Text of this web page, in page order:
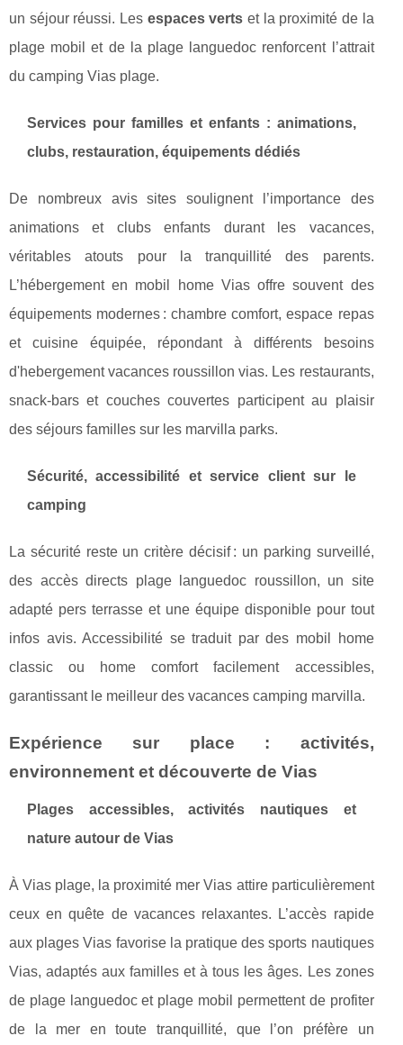
un séjour réussi. Les espaces verts et la proximité de la
plage mobil et de la plage languedoc renforcent l’attrait
du camping Vias plage.
Services pour familles et enfants : animations,
clubs, restauration, équipements dédiés
De nombreux avis sites soulignent l’importance des
animations et clubs enfants durant les vacances,
véritables atouts pour la tranquillité des parents.
L’hébergement en mobil home Vias offre souvent des
équipements modernes : chambre comfort, espace repas
et cuisine équipée, répondant à différents besoins
d'hebergement vacances roussillon vias. Les restaurants,
snack-bars et couches couvertes participent au plaisir
des séjours familles sur les marvilla parks.
Sécurité, accessibilité et service client sur le
camping
La sécurité reste un critère décisif : un parking surveillé,
des accès directs plage languedoc roussillon, un site
adapté pers terrasse et une équipe disponible pour tout
infos avis. Accessibilité se traduit par des mobil home
classic ou home comfort facilement accessibles,
garantissant le meilleur des vacances camping marvilla.
Expérience sur place : activités,
environnement et découverte de Vias
Plages accessibles, activités nautiques et
nature autour de Vias
À Vias plage, la proximité mer Vias attire particulièrement
ceux en quête de vacances relaxantes. L’accès rapide
aux plages Vias favorise la pratique des sports nautiques
Vias, adaptés aux familles et à tous les âges. Les zones
de plage languedoc et plage mobil permettent de profiter
de la mer en toute tranquillité, que l’on préfère un